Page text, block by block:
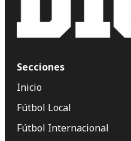
Secciones
Inicio
Fútbol Local
Fútbol Internacional